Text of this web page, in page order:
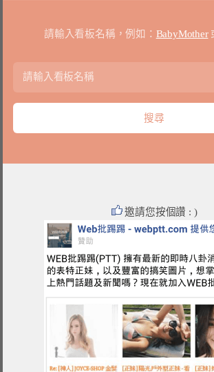
請輸入看板名稱，例如： BabyMother
邀請您按個讚 : )